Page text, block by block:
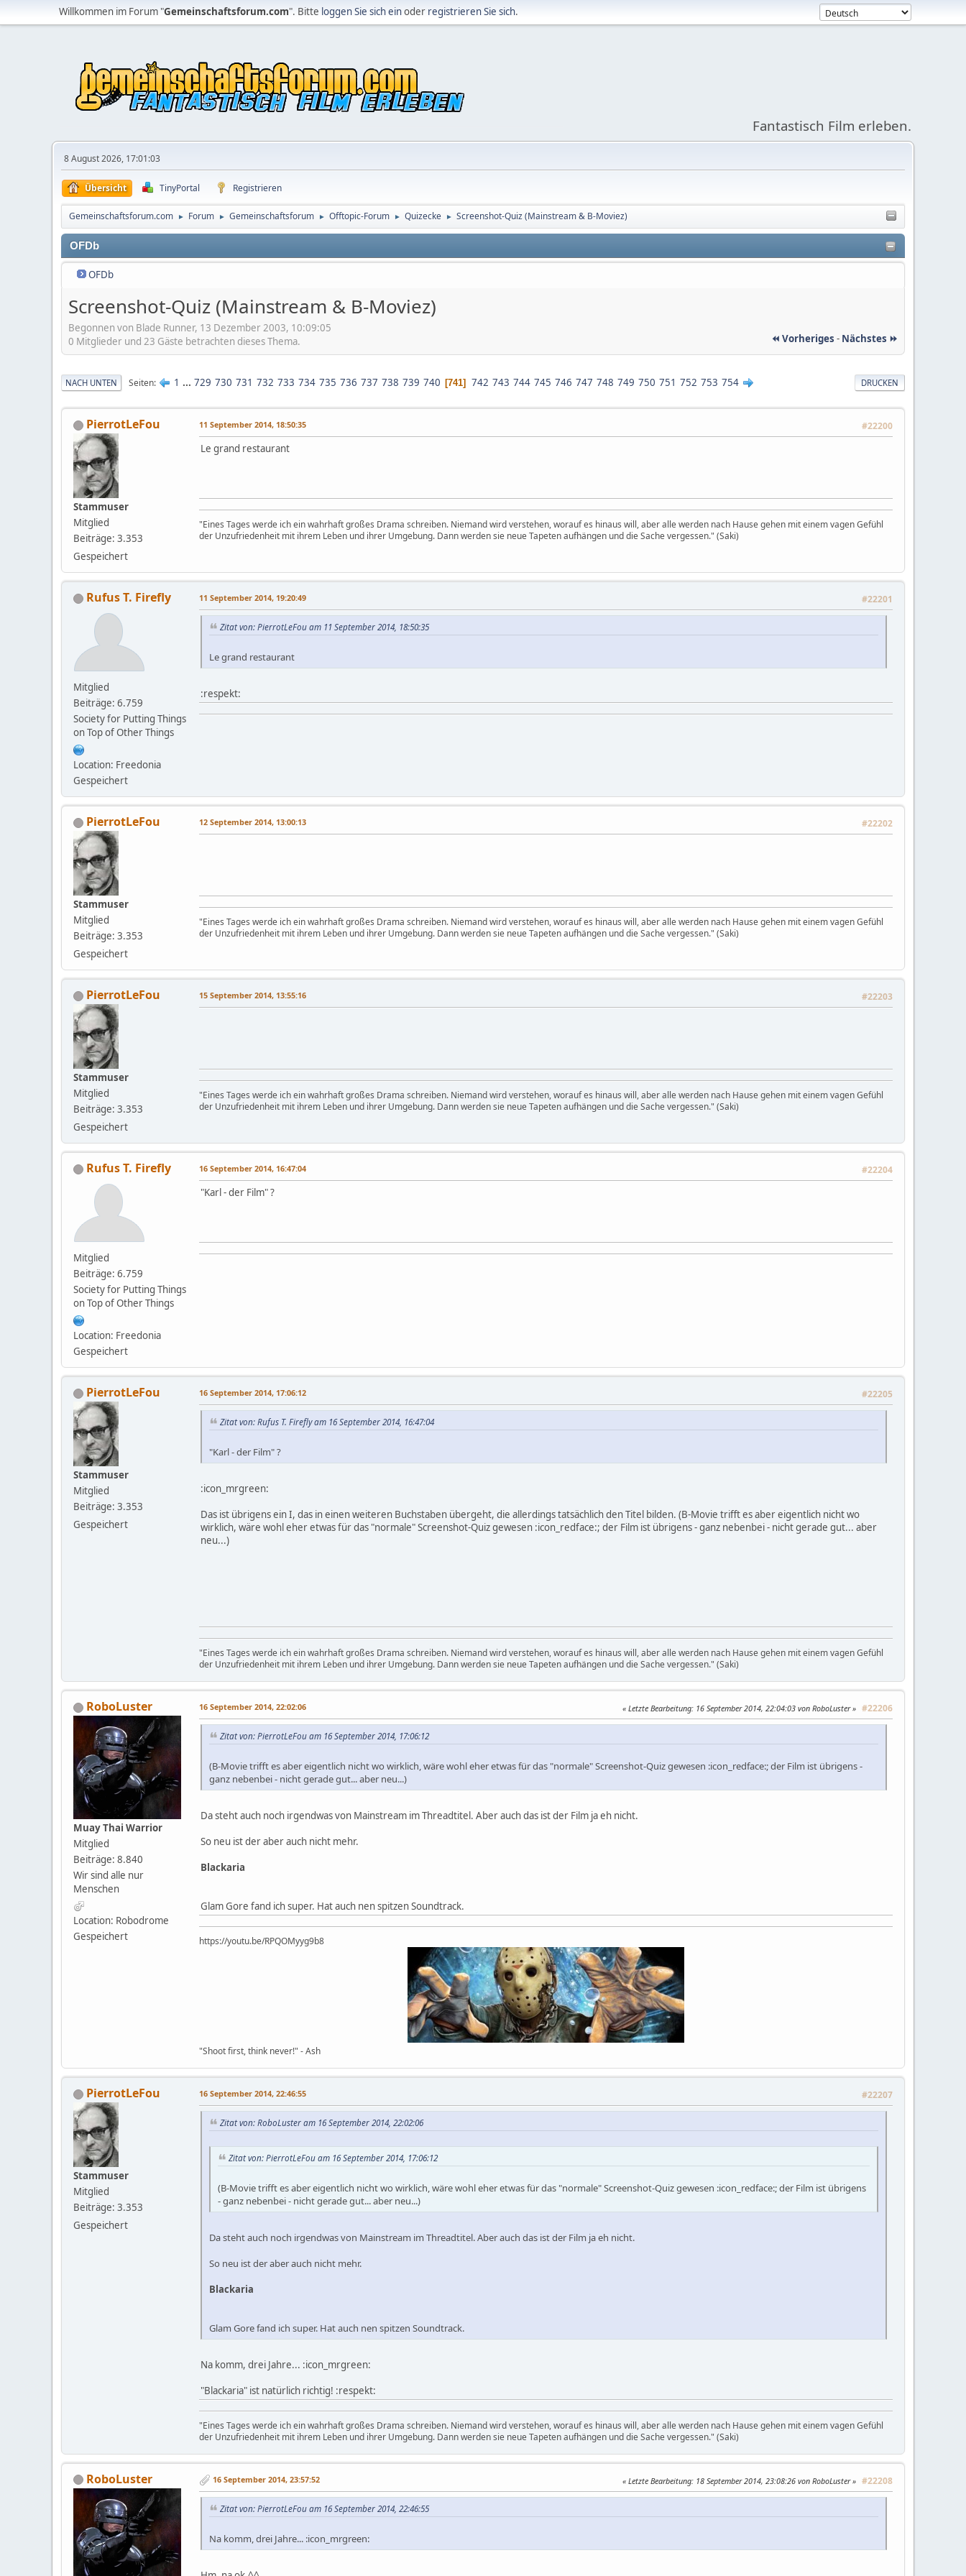
Willkommen im Forum "Gemeinschaftsforum.com". Bitte loggen Sie sich einoder registrieren Sie sich.
Fantastisch Film erleben.
8 August 2026, 17:01:03
Übersicht TinyPortal Registrieren
Gemeinschaftsforum.com ► Forum ► Gemeinschaftsforum ► Offtopic-Forum ► Quizecke ► Screenshot-Quiz (Mainstream & B-Moviez)
OFDb
OFDb
Screenshot-Quiz (Mainstream & B-Moviez)
Begonnen von Blade Runner, 13 Dezember 2003, 10:09:05
⏪ Vorheriges - Nächstes ⏩
0 Mitglieder und 23 Gäste betrachten dieses Thema.
DRUCKEN
NACH UNTEN Seiten 1 ... 729 730 731 732 733 734 735 736 737 738 739 740 741 742 743 744 745 746 747 748 749 750 751 752 753 754
PierrotLeFou
Stammuser
Mitglied
Beiträge: 3.353
Gespeichert
11 September 2014, 18:50:35 #22200
Le grand restaurant
"Eines Tages werde ich ein wahrhaft großes Drama schreiben. Niemand wird verstehen, worauf es hinaus will, aber alle werden nach Hause gehen mit einem vagen Gefühl
der Unzufriedenheit mit ihrem Leben und ihrer Umgebung. Dann werden sie neue Tapeten aufhängen und die Sache vergessen." (Saki)
Rufus T. Firefly
Mitglied
Beiträge: 6.759
Society for Putting Things
on Top of Other Things
Location: Freedonia
Gespeichert
11 September 2014, 19:20:49 #22201
Zitat von: PierrotLeFou am 11 September 2014, 18:50:35
Le grand restaurant
:respekt:
PierrotLeFou
Stammuser
Mitglied
Beiträge: 3.353
Gespeichert
12 September 2014, 13:00:13 #22202
"Eines Tages werde ich ein wahrhaft großes Drama schreiben. Niemand wird verstehen, worauf es hinaus will, aber alle werden nach Hause gehen mit einem vagen Gefühl
der Unzufriedenheit mit ihrem Leben und ihrer Umgebung. Dann werden sie neue Tapeten aufhängen und die Sache vergessen." (Saki)
PierrotLeFou
Stammuser
Mitglied
Beiträge: 3.353
Gespeichert
15 September 2014, 13:55:16 #22203
"Eines Tages werde ich ein wahrhaft großes Drama schreiben. Niemand wird verstehen, worauf es hinaus will, aber alle werden nach Hause gehen mit einem vagen Gefühl
der Unzufriedenheit mit ihrem Leben und ihrer Umgebung. Dann werden sie neue Tapeten aufhängen und die Sache vergessen." (Saki)
Rufus T. Firefly
Mitglied
Beiträge: 6.759
Society for Putting Things
on Top of Other Things
Location: Freedonia
Gespeichert
16 September 2014, 16:47:04 #22204
"Karl - der Film" ?
PierrotLeFou
Stammuser
Mitglied
Beiträge: 3.353
Gespeichert
16 September 2014, 17:06:12 #22205
Zitat von: Rufus T. Firefly am 16 September 2014, 16:47:04
"Karl - der Film" ?
:icon_mrgreen:
Das ist übrigens ein I, das in einen weiteren Buchstaben übergeht, die allerdings tatsächlich den Titel bilden. (B-Movie trifft es aber eigentlich nicht wo
wirklich, wäre wohl eher etwas für das "normale" Screenshot-Quiz gewesen :icon_redface:; der Film ist übrigens - ganz nebenbei - nicht gerade gut... aber
neu...)
"Eines Tages werde ich ein wahrhaft großes Drama schreiben. Niemand wird verstehen, worauf es hinaus will, aber alle werden nach Hause gehen mit einem vagen Gefühl
der Unzufriedenheit mit ihrem Leben und ihrer Umgebung. Dann werden sie neue Tapeten aufhängen und die Sache vergessen." (Saki)
RoboLuster
Muay Thai Warrior
Mitglied
Beiträge: 8.840
Wir sind alle nur
Menschen
Location: Robodrome
Gespeichert
16 September 2014, 22:02:06 #22206
Letzte Bearbeitung: 16 September 2014, 22:04:03 von RoboLuster
Zitat von: PierrotLeFou am 16 September 2014, 17:06:12
(B-Movie trifft es aber eigentlich nicht wo wirklich, wäre wohl eher etwas für das "normale" Screenshot-Quiz gewesen :icon_redface:; der Film ist übrigens -
ganz nebenbei - nicht gerade gut... aber neu...)
Da steht auch noch irgendwas von Mainstream im Threadtitel. Aber auch das ist der Film ja eh nicht.
So neu ist der aber auch nicht mehr.
Blackaria
Glam Gore fand ich super. Hat auch nen spitzen Soundtrack.
https://youtu.be/RPQOMyyg9b8
"Shoot first, think never!" - Ash
PierrotLeFou
Stammuser
Mitglied
Beiträge: 3.353
Gespeichert
16 September 2014, 22:46:55 #22207
Zitat von: RoboLuster am 16 September 2014, 22:02:06
Zitat von: PierrotLeFou am 16 September 2014, 17:06:12
(B-Movie trifft es aber eigentlich nicht wo wirklich, wäre wohl eher etwas für das "normale" Screenshot-Quiz gewesen :icon_redface:; der Film ist übrigens
- ganz nebenbei - nicht gerade gut... aber neu...)
Da steht auch noch irgendwas von Mainstream im Threadtitel. Aber auch das ist der Film ja eh nicht.
So neu ist der aber auch nicht mehr.
Blackaria
Glam Gore fand ich super. Hat auch nen spitzen Soundtrack.
Na komm, drei Jahre... :icon_mrgreen:
"Blackaria" ist natürlich richtig! :respekt:
"Eines Tages werde ich ein wahrhaft großes Drama schreiben. Niemand wird verstehen, worauf es hinaus will, aber alle werden nach Hause gehen mit einem vagen Gefühl
der Unzufriedenheit mit ihrem Leben und ihrer Umgebung. Dann werden sie neue Tapeten aufhängen und die Sache vergessen." (Saki)
RoboLuster 16 September 2014, 23:57:52 #22208
Letzte Bearbeitung: 18 September 2014, 23:08:26 von RoboLuster
Zitat von: PierrotLeFou am 16 September 2014, 22:46:55
Na komm, drei Jahre... :icon_mrgreen: